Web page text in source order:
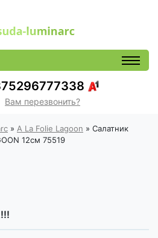
Вам перезвонить?
» A La Folie Lagoon » Салатник
12см 75519